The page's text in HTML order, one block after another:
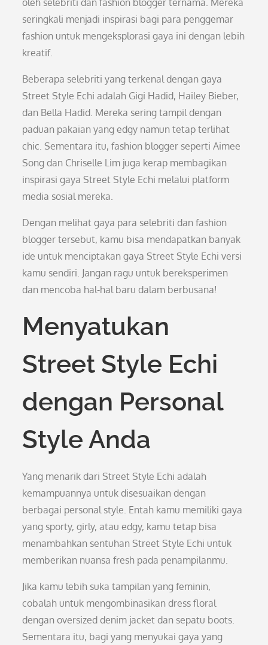
oleh selebriti dan fashion blogger ternama. Mereka
seringkali menjadi inspirasi bagi para penggemar
fashion untuk mengeksplorasi gaya ini dengan lebih
kreatif.
Beberapa selebriti yang terkenal dengan gaya
Street Style Echi adalah Gigi Hadid, Hailey Bieber,
dan Bella Hadid. Mereka sering tampil dengan
paduan pakaian yang edgy namun tetap terlihat
chic. Sementara itu, fashion blogger seperti Aimee
Song dan Chriselle Lim juga kerap membagikan
inspirasi gaya Street Style Echi melalui platform
media sosial mereka.
Dengan melihat gaya para selebriti dan fashion
blogger tersebut, kamu bisa mendapatkan banyak
ide untuk menciptakan gaya Street Style Echi versi
kamu sendiri. Jangan ragu untuk bereksperimen
dan mencoba hal-hal baru dalam berbusana!
Menyatukan
Street Style Echi
dengan Personal
Style Anda
Yang menarik dari Street Style Echi adalah
kemampuannya untuk disesuaikan dengan
berbagai personal style. Entah kamu memiliki gaya
yang sporty, girly, atau edgy, kamu tetap bisa
menambahkan sentuhan Street Style Echi untuk
memberikan nuansa fresh pada penampilanmu.
Jika kamu lebih suka tampilan yang feminin,
cobalah untuk mengombinasikan dress floral
dengan oversized denim jacket dan sepatu boots.
Sementara itu, bagi yang menyukai gaya yang